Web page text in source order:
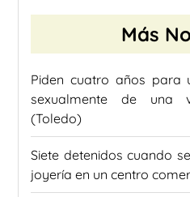
Más
Piden cuatro años para
sexualmente de una
(Toledo)
Siete detenidos cuando
joyería en un centro